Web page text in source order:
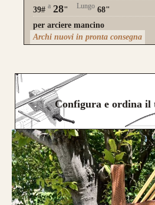
39# a 28" Lungo 68"
per arciere mancino
Archi nuovi in pronta consegna
Configura e ordina il